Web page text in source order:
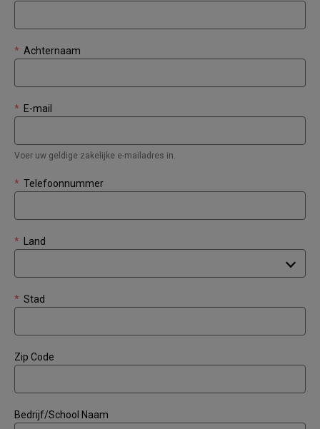
Achternaam
*
E-mail
*
Voer uw geldige zakelijke e-mailadres in.
Telefoonnummer
*
Land
*
Stad
*
Zip Code
Bedrijf/School Naam